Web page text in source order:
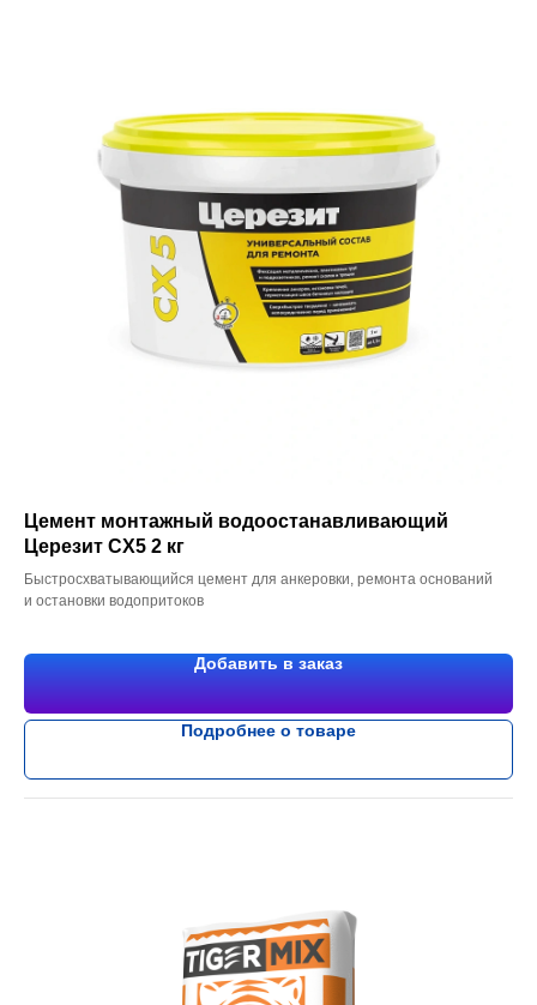
Цемент монтажный водоостанавливающий
Церезит CX5 2 кг
Быстросхватывающийся цемент для анкеровки, ремонта оснований
и остановки водопритоков
Добавить в заказ
Подробнее о товаре